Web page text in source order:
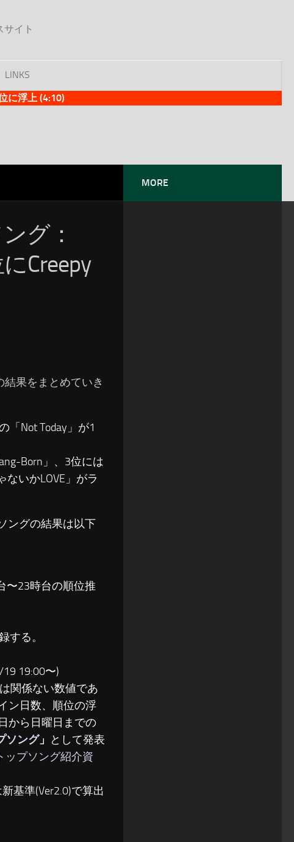
イト
LINKS
に浮上 (4:10)
グ：
Creepy
果をまとめていき
「Not Today」が1
Born」、3位には
ないかLOVE」がラ
ングの結果は以下
〜23時台の順位推
する。
19:00〜)
関係ない数値であ
ン日数、順位の浮
から日曜日までの
ソング」 として発表
ップソング紹介資
基準(Ver2.0)で算出
MORE